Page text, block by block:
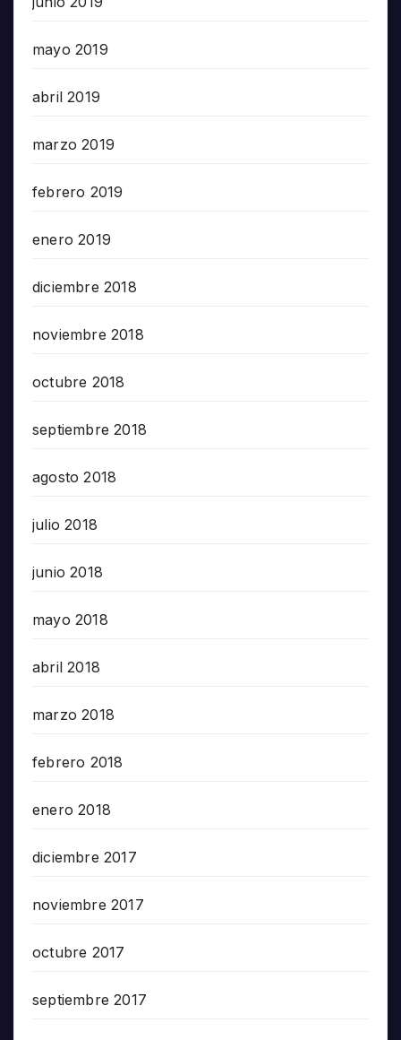
mayo 2019
abril 2019
marzo 2019
febrero 2019
enero 2019
diciembre 2018
noviembre 2018
octubre 2018
septiembre 2018
agosto 2018
julio 2018
junio 2018
mayo 2018
abril 2018
marzo 2018
febrero 2018
enero 2018
diciembre 2017
noviembre 2017
octubre 2017
septiembre 2017